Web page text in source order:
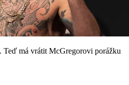
má vrátit McGregorovi porážku